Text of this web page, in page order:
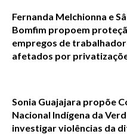
Fernanda Melchionna e
Bomfim propoem
empregos de
afetados por
Sonia Guajajara propõe
Nacional Indígena da
investigar violências da